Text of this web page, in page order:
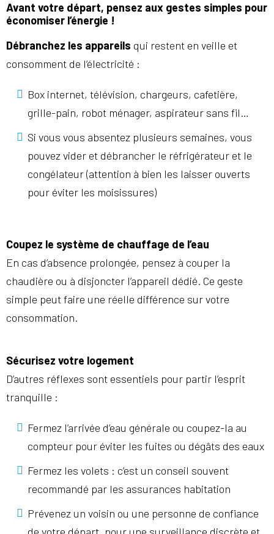
Avant votre départ, pensez aux gestes simples pour
économiser l’énergie !
Débranchez les appareils qui restent en veille et
consomment de l’électricité :
Box internet, télévision, chargeurs, cafetière,
grille-pain, robot ménager, aspirateur sans fil…
Si vous vous absentez plusieurs semaines, vous
pouvez vider et débrancher le réfrigérateur et le
congélateur (attention à bien les laisser ouverts
pour éviter les moisissures)
Coupez le système de chauffage de l’eau
En cas d’absence prolongée, pensez à couper la
chaudière ou à disjoncter l’appareil dédié. Ce geste
simple peut faire une réelle différence sur votre
consommation.
Sécurisez votre logement
D’autres réflexes sont essentiels pour partir l’esprit
tranquille :
Fermez l’arrivée d’eau générale ou coupez-la au
compteur pour éviter les fuites ou dégâts des eaux
Fermez les volets : c’est un conseil souvent
recommandé par les assurances habitation
Prévenez un voisin ou une personne de confiance